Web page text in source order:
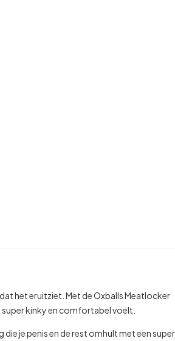
het eruitziet. Met de Oxballs Meatlocker
super kinky en comfortabel voelt.
je penis en de rest omhult met een super